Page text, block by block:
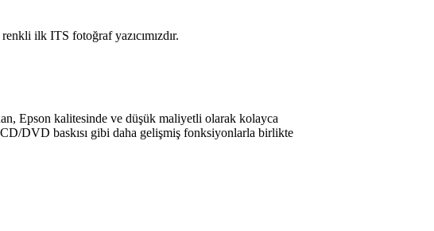
ilk ITS fotoğraf yazıcımızdır.
Epson kalitesinde ve düşük maliyetli olarak kolayca
DVD baskısı gibi daha gelişmiş fonksiyonlarla birlikte